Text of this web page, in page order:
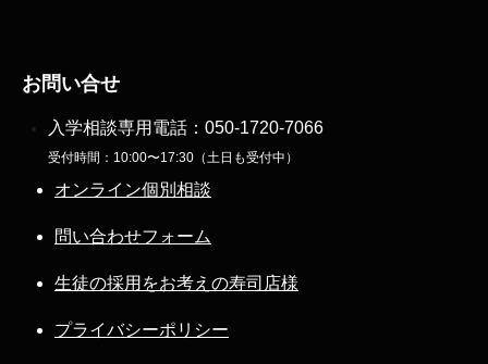
お問い合せ
入学相談専用電話： 050-1720-7066
受付時間：10:00〜17:30（土日も受付中）
オンライン個別相談
問い合わせフォーム
生徒の採用をお考えの寿司店様
プライバシーポリシー